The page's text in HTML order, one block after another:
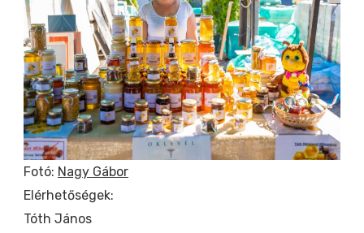
Fotó: Nagy Gábor
Elérhetőségek:
Tóth János